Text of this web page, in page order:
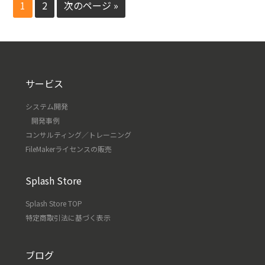
1 2 次のページ »
サービス
システム開発
開発事例
コンサルティング／トレーニング
FileMakerライセンスの販売
Splash Store
Splash Store TOP
特定商取引法に基づく表示
ブログ